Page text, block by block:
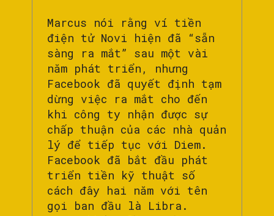
Marcus nói rằng ví tiền
điện tử Novi hiện đã “sẵn
sàng ra mắt” sau một vài
năm phát triển, nhưng
Facebook đã quyết định tạm
dừng việc ra mắt cho đến
khi công ty nhận được sự
chấp thuận của các nhà quản
lý để tiếp tục với Diem.
Facebook đã bắt đầu phát
triển tiền kỹ thuật số
cách đây hai năm với tên
gọi ban đầu là Libra.